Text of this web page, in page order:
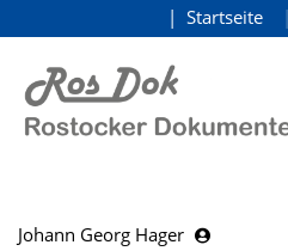
zum Inhalt
Startseite
Johann Georg Hager